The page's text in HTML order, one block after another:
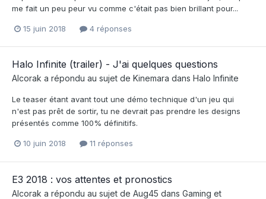
me fait un peu peur vu comme c'était pas bien brillant pour...
15 juin 2018 4 réponses
Halo Infinite (trailer) - J'ai quelques questions
Alcorak a répondu au sujet de Kinemara dans Halo Infinite
Le teaser étant avant tout une démo technique d'un jeu qui
n'est pas prêt de sortir, tu ne devrait pas prendre les designs
présentés comme 100% définitifs.
10 juin 2018 11 réponses
E3 2018 : vos attentes et pronostics
Alcorak a répondu au sujet de Aug45 dans Gaming et